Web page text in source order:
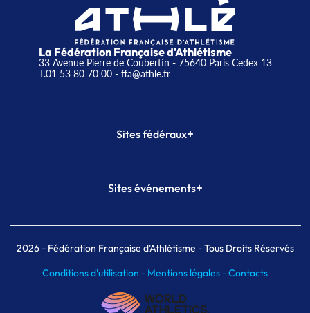
La Fédération Française d'Athlétisme
33 Avenue Pierre de Coubertin - 75640 Paris Cedex 13
T.01 53 80 70 00- ffa@athle.fr
Sites fédéraux+
Plateforme Formation
Sites événements+
Meeting de Paris indoor
MAIF Ekiden de Paris
2026- Fédération Française d'Athlétisme - Tous Droits Réservés
Conditions d'utilisation - Mentions légales -Contacts